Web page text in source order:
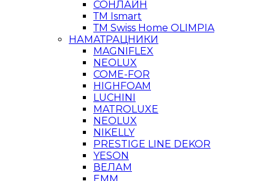
СОНЛАЙН
ТМ Ismart
ТМ Swiss Home OLIMPIA
НАМАТРАЦНИКИ
MAGNIFLEX
NEOLUX
COME-FOR
HIGHFOAM
LUCHINI
MATROLUXE
NEOLUX
NIKELLY
PRESTIGE LINE DEKOR
YESON
ВЕЛАМ